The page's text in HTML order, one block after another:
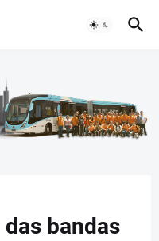
bandas